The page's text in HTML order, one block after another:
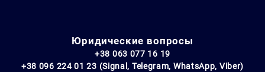
Юридические вопросы
+38 063 077 16 19
+38 096 224 01 23 (Signal, Telegram, WhatsApp, Viber)